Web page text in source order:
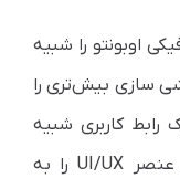
اوبونتو را شبیه
سازی بیش‌تری را
رابط کاربری شبیه
UI/UXرا به